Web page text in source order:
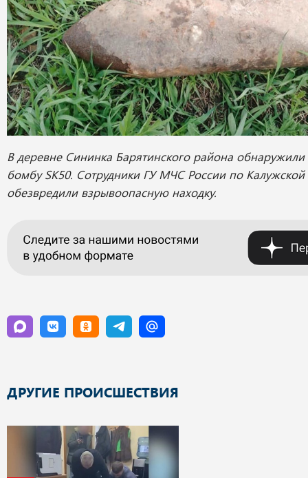
В деревне Сининка Барятинского района
бомбу SK50. Сотрудники ГУ МЧС России по Калужской
обезвредили взрывоопасную находку.
ДРУГИЕ ПРОИСШЕСТВИЯ